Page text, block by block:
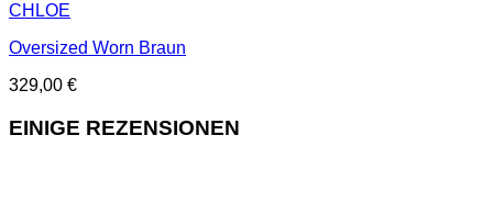
CHLOE
Oversized Worn Braun
329,00 €
EINIGE REZENSIONEN